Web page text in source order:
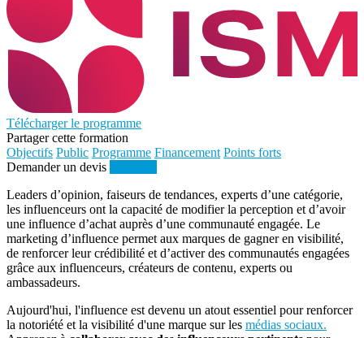
Télécharger le programme
Partager cette formation
Objectifs Public Programme Financement Points forts
Demander un devis
Leaders d’opinion, faiseurs de tendances, experts d’une catégorie,
les influenceurs ont la capacité de modifier la perception et d’avoir
une influence d’achat auprès d’une communauté engagée. Le
marketing d’influence permet aux marques de gagner en visibilité,
de renforcer leur crédibilité et d’activer des communautés engagées
grâce aux influenceurs, créateurs de contenu, experts ou
ambassadeurs.
Aujourd'hui, l'influence est devenu un atout essentiel pour renforcer
la notoriété et la visibilité d'une marque sur les médias sociaux.